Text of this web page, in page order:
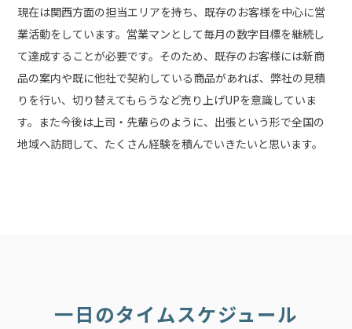
現在は関西方面の担当エリアを持ち、既存のお客様を中心に営
業活動をしています。営業マンとして毎月の数字目標を継続し
て達成することが必要です。そのため、既存のお客様には新商
品の案内や既に他社で契約している商品があれば、弊社の見積
りを行い、切り替えてもらうなど売り上げUPを意識していま
す。また今後は上司・先輩らのように、出張という形で全国の
地域へ訪問して、たくさん経験を積んでいきたいと思います。
一日のタイムスケジュール